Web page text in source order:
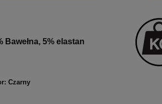
NA
Bawełna, 5% elastan
Czarny